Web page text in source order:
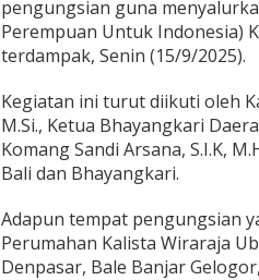
n
t
u
u
n
t
u
a
s
y
pengungsian guna
Perempuan Untuk Indonesia)
terdampak, Senin (15/9/2025).
Kegiatan ini turut diikuti oleh
M.Si., Ketua Bhayangkari
Komang Sandi Arsana, S.I.K,
Bali dan Bhayangkari.
Adapun tempat pengungsian
Perumahan Kalista Wiraraja
Denpasar, Bale Banjar